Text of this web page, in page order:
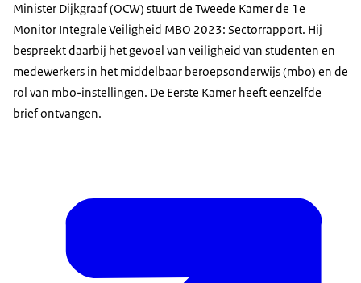
Minister Dijkgraaf (OCW) stuurt de Tweede Kamer de 1e
Monitor Integrale Veiligheid MBO 2023: Sectorrapport. Hij
bespreekt daarbij het gevoel van veiligheid van studenten en
medewerkers in het middelbaar beroepsonderwijs (mbo) en de
rol van mbo-instellingen. De Eerste Kamer heeft eenzelfde
brief ontvangen.